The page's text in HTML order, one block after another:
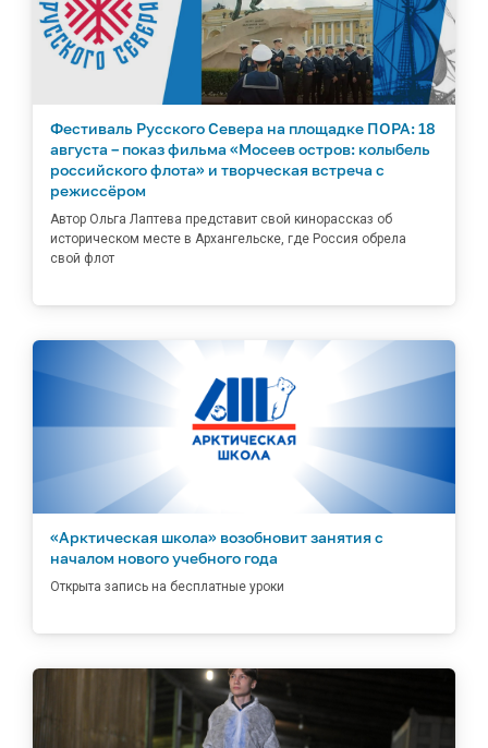
Фестиваль Русского Севера на площадке ПОРА: 18
августа – показ фильма «Мосеев остров: колыбель
российского флота» и творческая встреча с
режиссёром
Автор Ольга Лаптева представит свой кинорассказ об
историческом месте в Архангельске, где Россия обрела
свой флот
«Арктическая школа» возобновит занятия с
началом нового учебного года
Открыта запись на бесплатные уроки